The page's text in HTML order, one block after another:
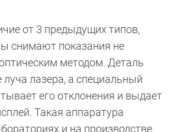
от 3 предыдущих типов,
снимают показания не
методом. Деталь
лазера, а специальный
его отклонения и выдает
Такая аппаратура
и на производстве.